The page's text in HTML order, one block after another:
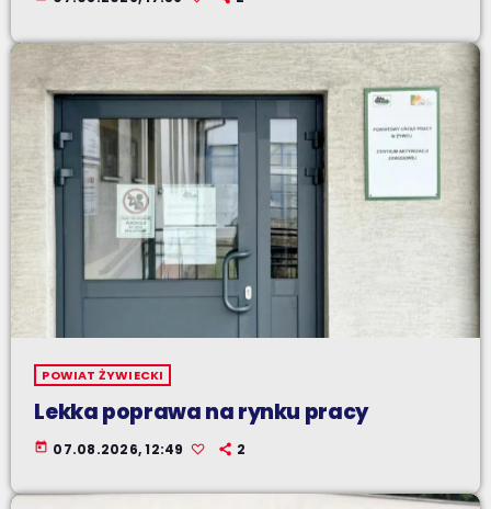
POWIAT ŻYWIECKI
Lekka poprawa na rynku pracy
today 07.08.2026, 12:49 2